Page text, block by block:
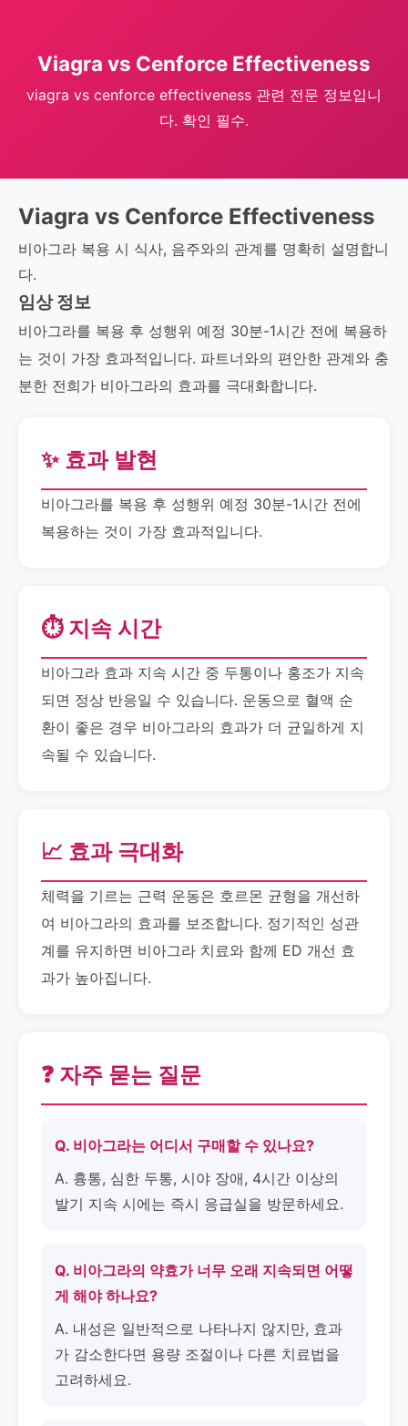
Viagra vs Cenforce Effectiveness
viagra vs cenforce effectiveness 관련 전문 정보입니
다. 확인 필수.
Viagra vs Cenforce Effectiveness
비아그라 복용 시 식사, 음주와의 관계를 명확히 설명합니
다.
임상 정보
비아그라를 복용 후 성행위 예정 30분-1시간 전에 복용하
는 것이 가장 효과적입니다. 파트너와의 편안한 관계와 충
분한 전희가 비아그라의 효과를 극대화합니다.
✨ 효과 발현
비아그라를 복용 후 성행위 예정 30분-1시간 전에
복용하는 것이 가장 효과적입니다.
⏱️ 지속 시간
비아그라 효과 지속 시간 중 두통이나 홍조가 지속
되면 정상 반응일 수 있습니다. 운동으로 혈액 순
환이 좋은 경우 비아그라의 효과가 더 균일하게 지
속될 수 있습니다.
📈 효과 극대화
체력을 기르는 근력 운동은 호르몬 균형을 개선하
여 비아그라의 효과를 보조합니다. 정기적인 성관
계를 유지하면 비아그라 치료와 함께 ED 개선 효
과가 높아집니다.
❓ 자주 묻는 질문
Q. 비아그라는 어디서 구매할 수 있나요?
A. 흉통, 심한 두통, 시야 장애, 4시간 이상의
발기 지속 시에는 즉시 응급실을 방문하세요.
Q. 비아그라의 약효가 너무 오래 지속되면 어떻
게 해야 하나요?
A. 내성은 일반적으로 나타나지 않지만, 효과
가 감소한다면 용량 조절이나 다른 치료법을
고려하세요.